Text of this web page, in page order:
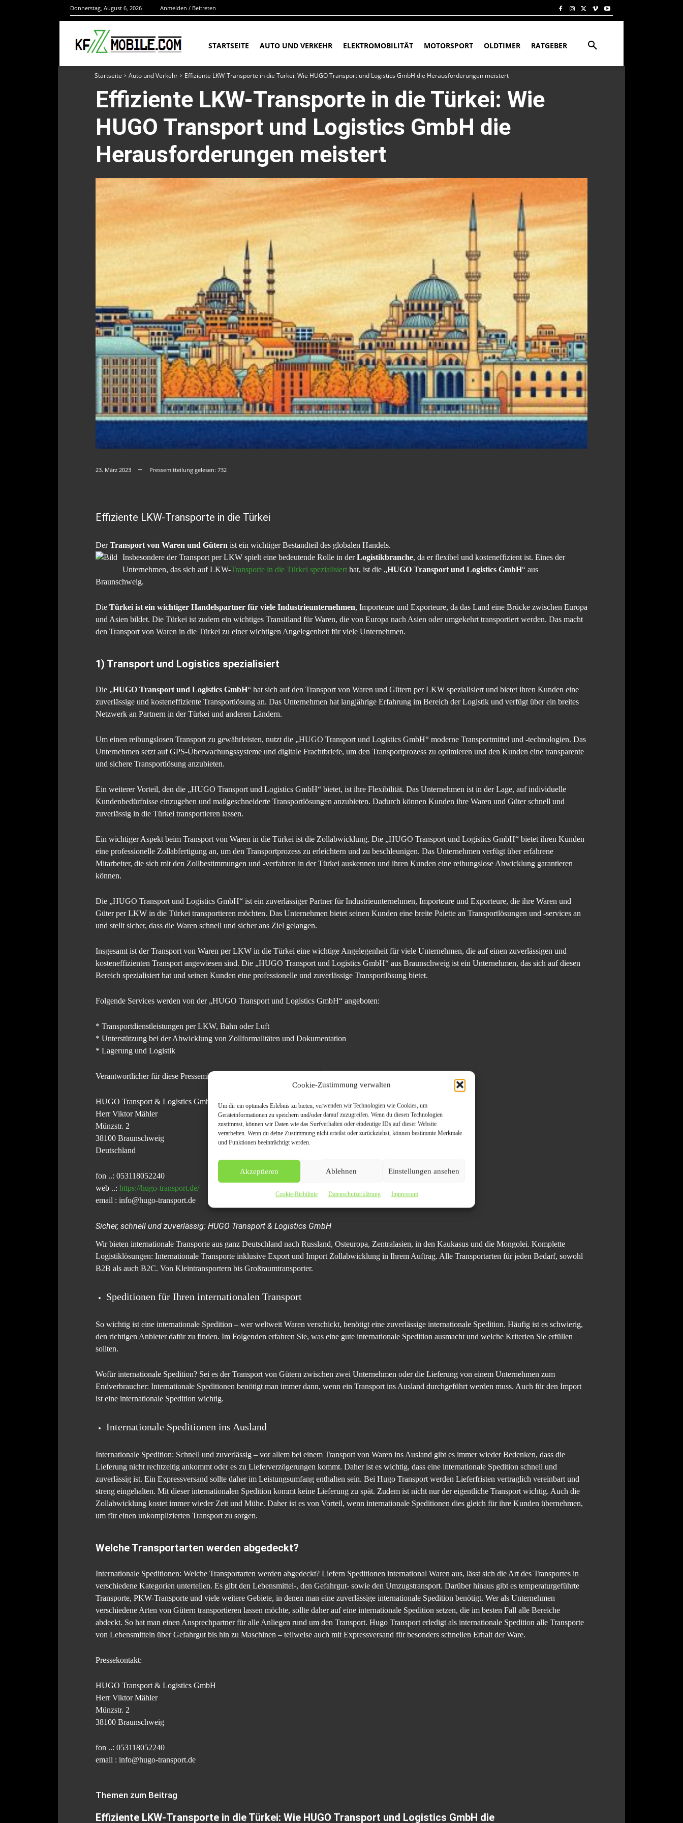
Cookie-Zustimmung verwalten
Um dir ein optimales Erlebnis zu bieten, verwenden wir Technologien wie Cookies, um
Geräteinformationen zu speichern und/oder darauf zuzugreifen. Wenn du diesen Technologien
zustimmst, können wir Daten wie das Surfverhalten oder eindeutige IDs auf dieser Website
verarbeiten. Wenn du deine Zustimmung nicht erteilst oder zurückziehst, können bestimmte Merkmale
und Funktionen beeinträchtigt werden.
Akzeptieren Ablehnen Einstellungen ansehen
Cookie-Richtlinie Datenschutzerklärung Impressum
Donnerstag, August 6, 2026 Anmelden / Beitreten
STARTSEITE AUTO UND VERKEHR ELEKTROMOBILITÄT MOTORSPORT OLDTIMER RATGEBER
Startseite Auto und Verkehr Effiziente LKW-Transporte in die Türkei: Wie HUGO Transport und Logistics GmbH die Herausforderungen meistert
Effiziente LKW-Transporte in die Türkei: Wie
HUGO Transport und Logistics GmbH die
Herausforderungen meistert
23. März 2023 Pressemitteilung gelesen: 732
Effiziente LKW-Transporte in die Türkei
DerTransport von Waren und Gütern ist ein wichtiger Bestandteil des globalen Handels.
Insbesondere der Transport per LKW spielt eine bedeutende Rolle in derLogistikbranche, da er flexibel und kosteneffizient ist. Eines der
Unternehmen, das sich auf LKW-Transporte in die Türkei spezialisiert hat, ist die „HUGO Transport und Logistics GmbH“ aus
Braunschweig.
Die Türkei ist ein wichtiger Handelspartner für viele Industrieunternehmen, Importeure und Exporteure, da das Land eine Brücke zwischen Europa
und Asien bildet. Die Türkei ist zudem ein wichtiges Transitland für Waren, die von Europa nach Asien oder umgekehrt transportiert werden. Das macht
den Transport von Waren in die Türkei zu einer wichtigen Angelegenheit für viele Unternehmen.
1) Transport und Logistics spezialisiert
Die „HUGO Transport und Logistics GmbH“ hat sich auf den Transport von Waren und Gütern per LKW spezialisiert und bietet ihren Kunden eine
zuverlässige und kosteneffiziente Transportlösung an. Das Unternehmen hat langjährige Erfahrung im Bereich der Logistik und verfügt über ein breites
Netzwerk an Partnern in der Türkei und anderen Ländern.
Um einen reibungslosen Transport zu gewährleisten, nutzt die „HUGO Transport und Logistics GmbH“ moderne Transportmittel und -technologien. Das
Unternehmen setzt auf GPS-Überwachungssysteme und digitale Frachtbriefe, um den Transportprozess zu optimieren und den Kunden eine transparente
und sichere Transportlösung anzubieten.
Ein weiterer Vorteil, den die „HUGO Transport und Logistics GmbH“ bietet, ist ihre Flexibilität. Das Unternehmen ist in der Lage, auf individuelle
Kundenbedürfnisse einzugehen und maßgeschneiderte Transportlösungen anzubieten. Dadurch können Kunden ihre Waren und Güter schnell und
zuverlässig in die Türkei transportieren lassen.
Ein wichtiger Aspekt beim Transport von Waren in die Türkei ist die Zollabwicklung. Die „HUGO Transport und Logistics GmbH“ bietet ihren Kunden
eine professionelle Zollabfertigung an, um den Transportprozess zu erleichtern und zu beschleunigen. Das Unternehmen verfügt über erfahrene
Mitarbeiter, die sich mit den Zollbestimmungen und -verfahren in der Türkei auskennen und ihren Kunden eine reibungslose Abwicklung garantieren
können.
Die „HUGO Transport und Logistics GmbH“ ist ein zuverlässiger Partner für Industrieunternehmen, Importeure und Exporteure, die ihre Waren und
Güter per LKW in die Türkei transportieren möchten. Das Unternehmen bietet seinen Kunden eine breite Palette an Transportlösungen und -services an
und stellt sicher, dass die Waren schnell und sicher ans Ziel gelangen.
Insgesamt ist der Transport von Waren per LKW in die Türkei eine wichtige Angelegenheit für viele Unternehmen, die auf einen zuverlässigen und
kosteneffizienten Transport angewiesen sind. Die „HUGO Transport und Logistics GmbH“ aus Braunschweig ist ein Unternehmen, das sich auf diesen
Bereich spezialisiert hat und seinen Kunden eine professionelle und zuverlässige Transportlösung bietet.
Folgende Services werden von der „HUGO Transport und Logistics GmbH“ angeboten:
* Transportdienstleistungen per LKW, Bahn oder Luft
* Unterstützung bei der Abwicklung von Zollformalitäten und Dokumentation
* Lagerung und Logistik
Verantwortlicher für diese Pressemitteilung:
HUGO Transport & Logistics GmbH
Herr Viktor Mähler
Münzstr. 2
38100 Braunschweig
Deutschland
fon ..: 053118052240
web ..: https://hugo-transport.de/
email : info@hugo-transport.de
Sicher, schnell und zuverlässig: HUGO Transport & Logistics GmbH
Wir bieten internationale Transporte aus ganz Deutschland nach Russland, Osteuropa, Zentralasien, in den Kaukasus und die Mongolei. Komplette
Logistiklösungen: Internationale Transporte inklusive Export und Import Zollabwicklung in Ihrem Auftrag. Alle Transportarten für jeden Bedarf, sowohl
B2B als auch B2C. Von Kleintransportern bis Großraumtransporter.
Speditionen für Ihren internationalen Transport
So wichtig ist eine internationale Spedition – wer weltweit Waren verschickt, benötigt eine zuverlässige internationale Spedition. Häufig ist es schwierig,
den richtigen Anbieter dafür zu finden. Im Folgenden erfahren Sie, was eine gute internationale Spedition ausmacht und welche Kriterien Sie erfüllen
sollten.
Wofür internationale Spedition? Sei es der Transport von Gütern zwischen zwei Unternehmen oder die Lieferung von einem Unternehmen zum
Endverbraucher: Internationale Speditionen benötigt man immer dann, wenn ein Transport ins Ausland durchgeführt werden muss. Auch für den Import
ist eine internationale Spedition wichtig.
Internationale Speditionen ins Ausland
Internationale Spedition: Schnell und zuverlässig – vor allem bei einem Transport von Waren ins Ausland gibt es immer wieder Bedenken, dass die
Lieferung nicht rechtzeitig ankommt oder es zu Lieferverzögerungen kommt. Daher ist es wichtig, dass eine internationale Spedition schnell und
zuverlässig ist. Ein Expressversand sollte daher im Leistungsumfang enthalten sein. Bei Hugo Transport werden Lieferfristen vertraglich vereinbart und
streng eingehalten. Mit dieser internationalen Spedition kommt keine Lieferung zu spät. Zudem ist nicht nur der eigentliche Transport wichtig. Auch die
Zollabwicklung kostet immer wieder Zeit und Mühe. Daher ist es von Vorteil, wenn internationale Speditionen dies gleich für ihre Kunden übernehmen,
um für einen unkomplizierten Transport zu sorgen.
Welche Transportarten werden abgedeckt?
Internationale Speditionen: Welche Transportarten werden abgedeckt? Liefern Speditionen international Waren aus, lässt sich die Art des Transportes in
verschiedene Kategorien unterteilen. Es gibt den Lebensmittel-, den Gefahrgut- sowie den Umzugstransport. Darüber hinaus gibt es temperaturgeführte
Transporte, PKW-Transporte und viele weitere Gebiete, in denen man eine zuverlässige internationale Spedition benötigt. Wer als Unternehmen
verschiedene Arten von Gütern transportieren lassen möchte, sollte daher auf eine internationale Spedition setzen, die im besten Fall alle Bereiche
abdeckt. So hat man einen Ansprechpartner für alle Anliegen rund um den Transport. Hugo Transport erledigt als internationale Spedition alle Transporte
von Lebensmitteln über Gefahrgut bis hin zu Maschinen – teilweise auch mit Expressversand für besonders schnellen Erhalt der Ware.
Pressekontakt:
HUGO Transport & Logistics GmbH
Herr Viktor Mähler
Münzstr. 2
38100 Braunschweig
fon ..: 053118052240
email : info@hugo-transport.de
Themen zum Beitrag
Effiziente LKW-Transporte in die Türkei: Wie HUGO Transport und Logistics GmbH die